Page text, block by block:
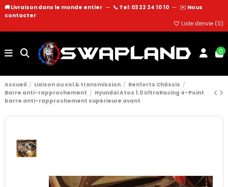
🚚 Livraison dans le monde entier — 📞 Tel: 03 22 24 10 10 — ✉️ Nous
contacter
Liste d'envie (0)
0
Accueil Liaison au sol & transmission
Renforts Châssis
Barre anti-rapprochement
Hyundai Atos 1.0 UltraRacing 4-Point
barre anti-rapprochement supérieure avant